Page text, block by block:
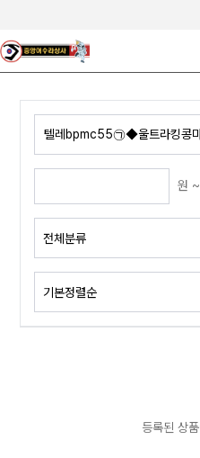
원 ~
등록된 상